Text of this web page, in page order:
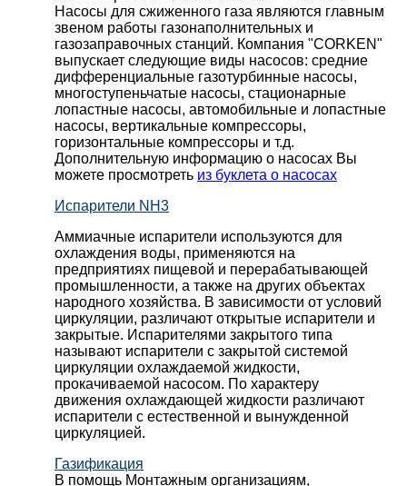
Насосы для сжиженного газа являются главным
звеном работы газонаполнительных и
газозаправочных станций. Компания "CORKEN"
выпускает следующие виды насосов: cредние
дифференциальные газотурбинные насосы,
многоступеньчатые насосы, стационарные
лопастные насосы, автомобильные и лопaстные
насосы, вертикальные компрессоры,
горизонтальные компрессоры и т.д.
Дополнительную информацию о насосах Вы
можете просмотреть из буклета о насосах
Испарители NH3
Аммиачные испарители используются для
охлаждения воды, применяются на
предприятиях пищевой и перерабатывающей
промышленности, а также на других объектах
народного хозяйства. В зависимости от условий
циркуляции, различают открытые испарители и
закрытые. Испарителями закрытого типа
называют испарители с закрытой системой
циркуляции охлаждаемой жидкости,
прокачиваемой насосом. По характеру
движения охлаждающей жидкости различают
испарители с естественной и вынужденной
циркуляцией.
Газификация
В помощь Монтажным организациям,